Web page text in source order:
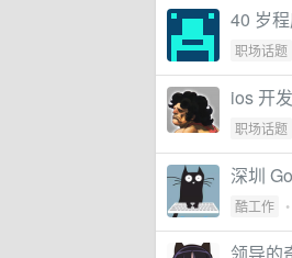
40 岁
职场话题
ios 开
职场话题
深圳
酷工作 •